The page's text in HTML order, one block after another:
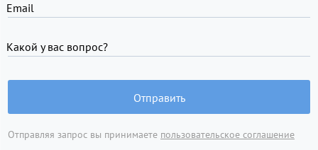
Email
Какой у вас вопрос?
Отправить
Отправляя запрос вы принимаете пользовательское соглашение